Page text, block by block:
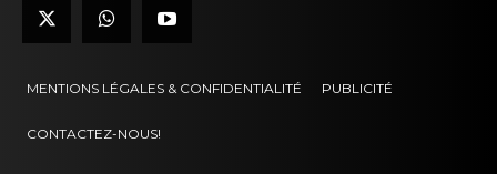
MENTIONS LÉGALES & CONFIDENTIALITÉ PUBLICITÉ
CONTACTEZ-NOUS!